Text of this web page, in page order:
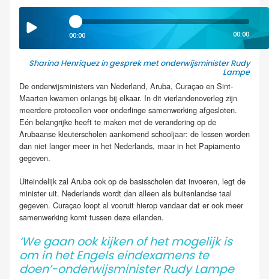
00:00 00:00
Sharina Henriquez in gesprek met onderwijsminister Rudy
Lampe
De onderwijsministers van Nederland, Aruba, Curaçao en Sint-
Maarten kwamen onlangs bij elkaar. In dit vierlandenoverleg zijn
meerdere protocollen voor onderlinge samenwerking afgesloten.
Eén belangrijke heeft te maken met de verandering op de
Arubaanse kleuterscholen aankomend schooljaar: de lessen worden
dan niet langer meer in het Nederlands, maar in het Papiamento
gegeven.
Uiteindelijk zal Aruba ook op de basisscholen dat invoeren, legt de
minister uit. Nederlands wordt dan alleen als buitenlandse taal
gegeven. Curaçao loopt al vooruit hierop vandaar dat er ook meer
samenwerking komt tussen deze eilanden.
‘We gaan ook kijken of het mogelijk is
om in het Engels eindexamens te
doen’-onderwijsminister Rudy Lampe